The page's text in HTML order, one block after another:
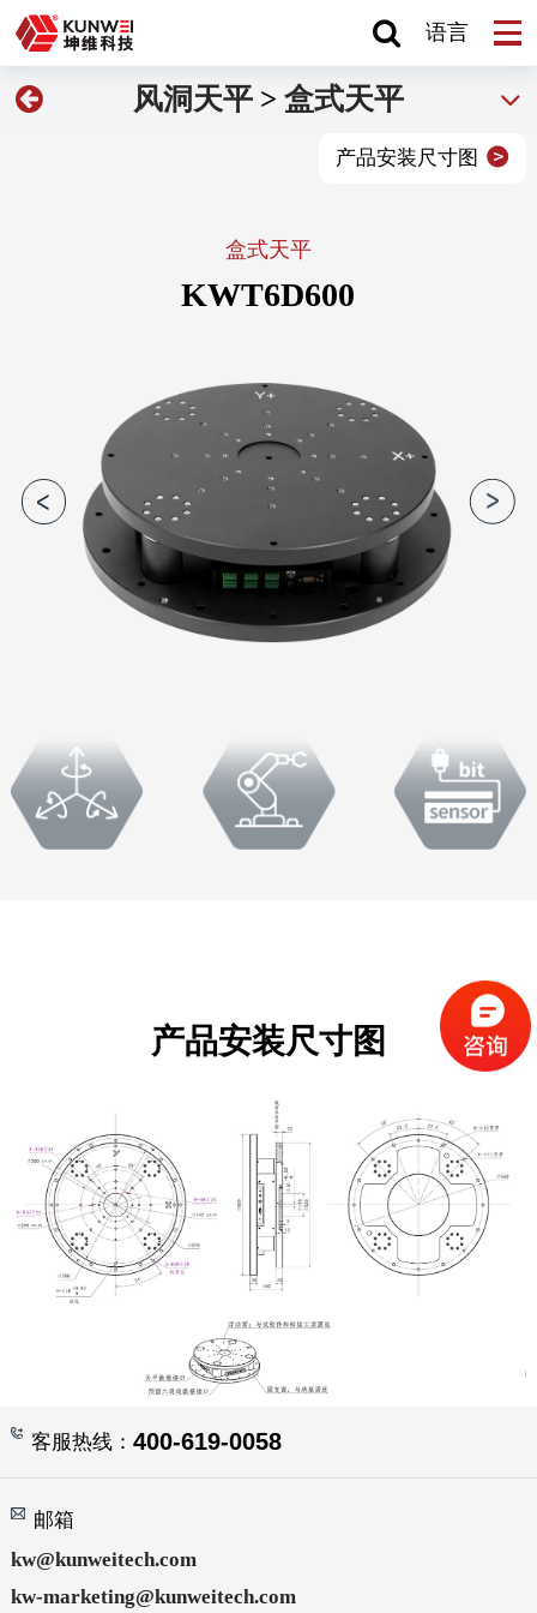
语言
风洞天平 > 盒式天平
产品安装尺寸图
盒式天平
KWT6D600
产品安装尺寸图
客服热线： 400-619-0058
邮箱
kw@kunweitech.com
kw-marketing@kunweitech.com